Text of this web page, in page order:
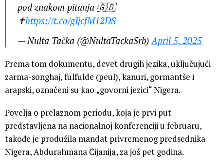
pod znakom pitanja 🇬🇧
✝️https://t.co/gIjcfM12DS
— Nulta Tačka (@NultaTackaSrb)April 5, 2025
Prema tom dokumentu, devet drugih jezika, uključujući
zarma-songhaj, fulfulde (peul), kanuri, gormantše i
arapski, označeni su kao „govorni jezici“ Nigera.
Povelja o prelaznom periodu, koja je prvi put
predstavljena na nacionalnoj konferenciji u februaru,
takođe je produžila mandat privremenog predsednika
Nigera, Abdurahmana Čijanija, za još pet godina.